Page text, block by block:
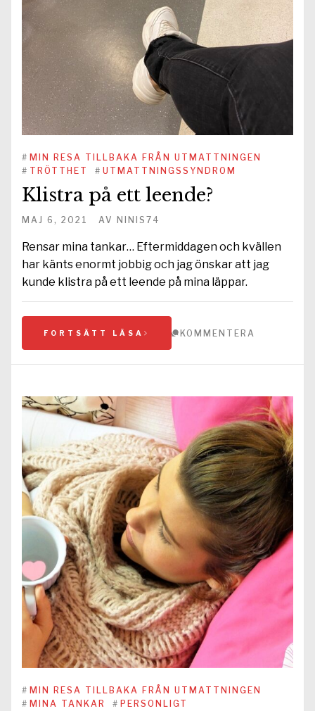
# MIN RESA TILLBAKA FRÅN UTMATTNINGEN
# TRÖTTHET # UTMATTNINGSSYNDROM
Klistra på ett leende?
MAJ 6, 2021 AV NINIS74
Rensar mina tankar… Eftermiddagen och kvällen
har känts enormt jobbig och jag önskar att jag
kunde klistra på ett leende på mina läppar.
FORTSÄTT LÄSA KOMMENTERA
# MIN RESA TILLBAKA FRÅN UTMATTNINGEN
# MINA TANKAR # PERSONLIGT